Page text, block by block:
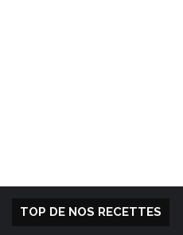
TOP DE NOS RECETTES